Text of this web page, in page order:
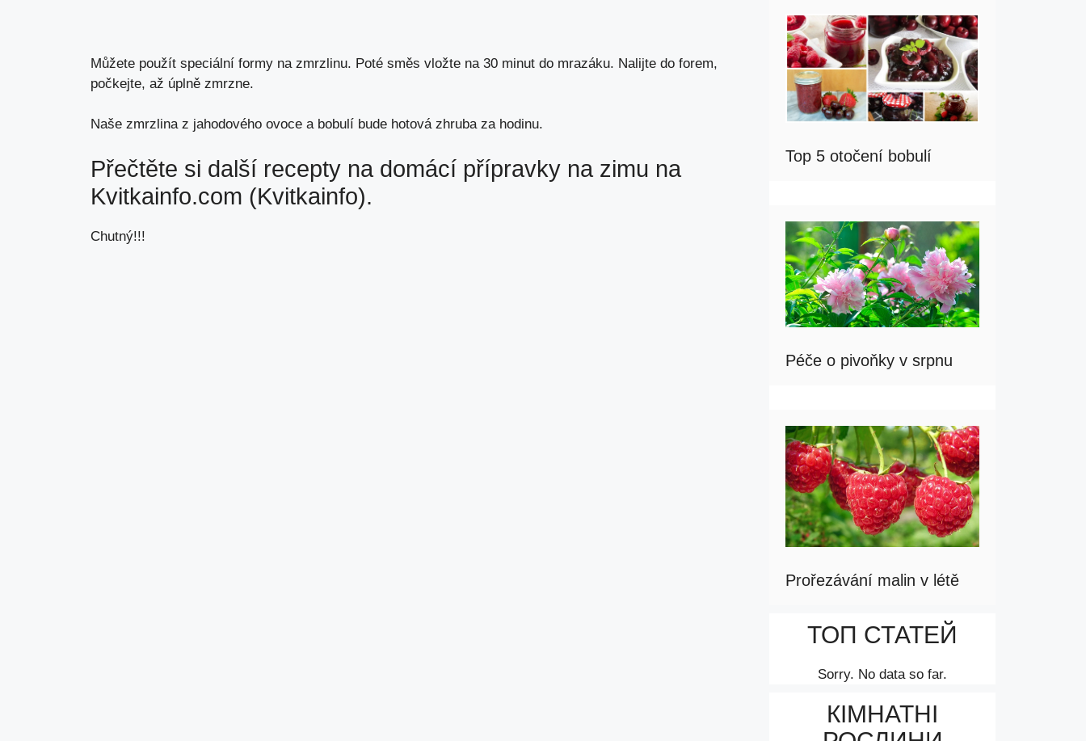
Můžete použít speciální formy na zmrzlinu. Poté směs vložte na 30 minut do mrazáku. Nalijte do forem,
počkejte, až úplně zmrzne.
Naše zmrzlina z jahodového ovoce a bobulí bude hotová zhruba za hodinu.
Přečtěte si další recepty na domácí přípravky na zimu na
Kvitkainfo.com (Kvitkainfo).
Chutný!!!
Top 5 otočení bobulí
Péče o pivoňky v srpnu
Prořezávání malin v létě
ТОП СТАТЕЙ
Sorry. No data so far.
КІМНАТНІ